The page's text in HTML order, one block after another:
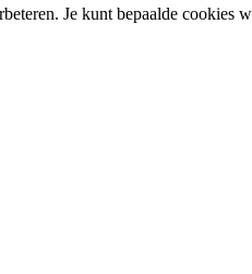
Je kunt bepaalde cookies